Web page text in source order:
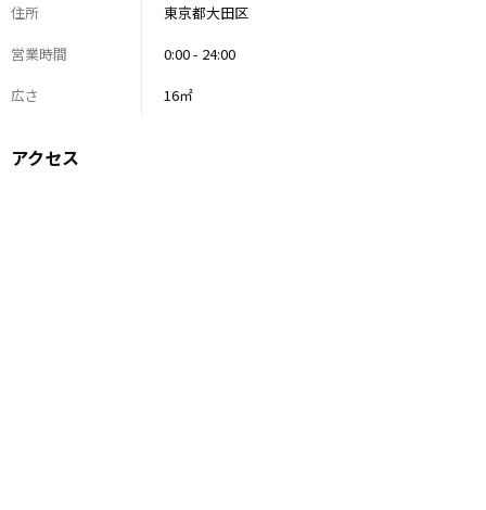
住所
東京都大田区
営業時間
0:00 - 24:00
広さ
16㎡
アクセス